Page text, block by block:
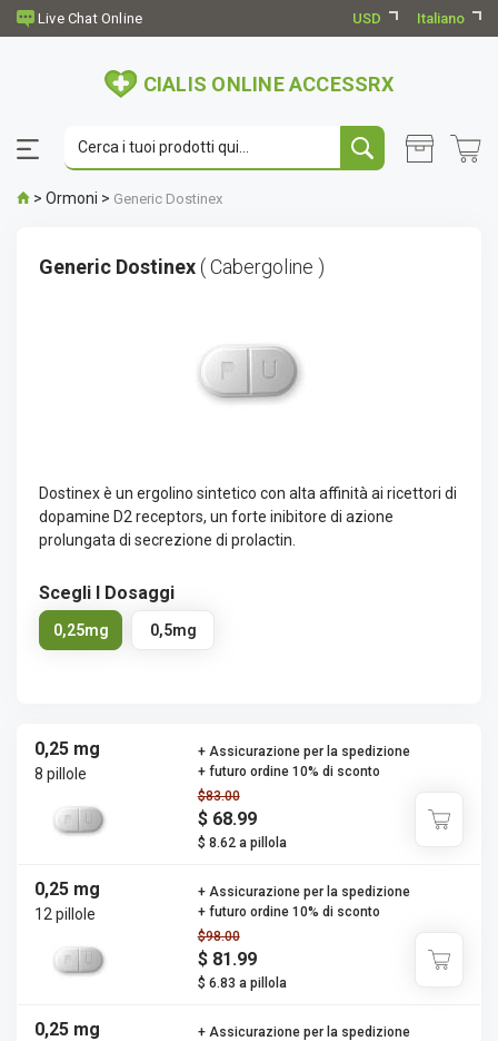
USD Italiano
CIALIS ONLINE ACCESSRX
> Ormoni > Generic Dostinex
Generic Dostinex ( Cabergoline )
Dostinex è un ergolino sintetico con alta affinità ai ricettori di
dopamine D2 receptors, un forte inibitore di azione
prolungata di secrezione di prolactin.
Scegli I Dosaggi
0,25mg 0,5mg
0,25 mg
8 pillole
$83.00
$ 68.99
$ 8.62 a pillola
+ Assicurazione per la spedizione
+ futuro ordine 10% di sconto
0,25 mg
12 pillole
$98.00
$ 81.99
$ 6.83 a pillola
+ Assicurazione per la spedizione
+ futuro ordine 10% di sconto
0,25 mg
+ Assicurazione per la spedizione